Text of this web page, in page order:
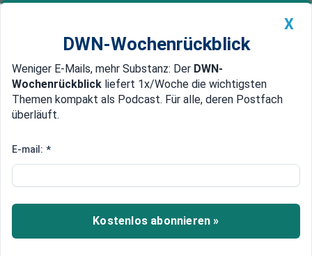
Newsticker MEIN DWN: Geldanlage Premium
Edelmetalle DWN-Magazin China
80 Jahre nach "Barbarossa":
während die Nato den Konflikt
mit Russland weiter anheizt
X
DWN-Wochenrückblick
Weniger E-Mails, mehr Substanz: Der DWN-
Wochenrückblick liefert 1x/Woche die wichtigsten
Themen kompakt als Podcast. Für alle, deren Postfach
überläuft.
E-mail: *
Kostenlos abonnieren »